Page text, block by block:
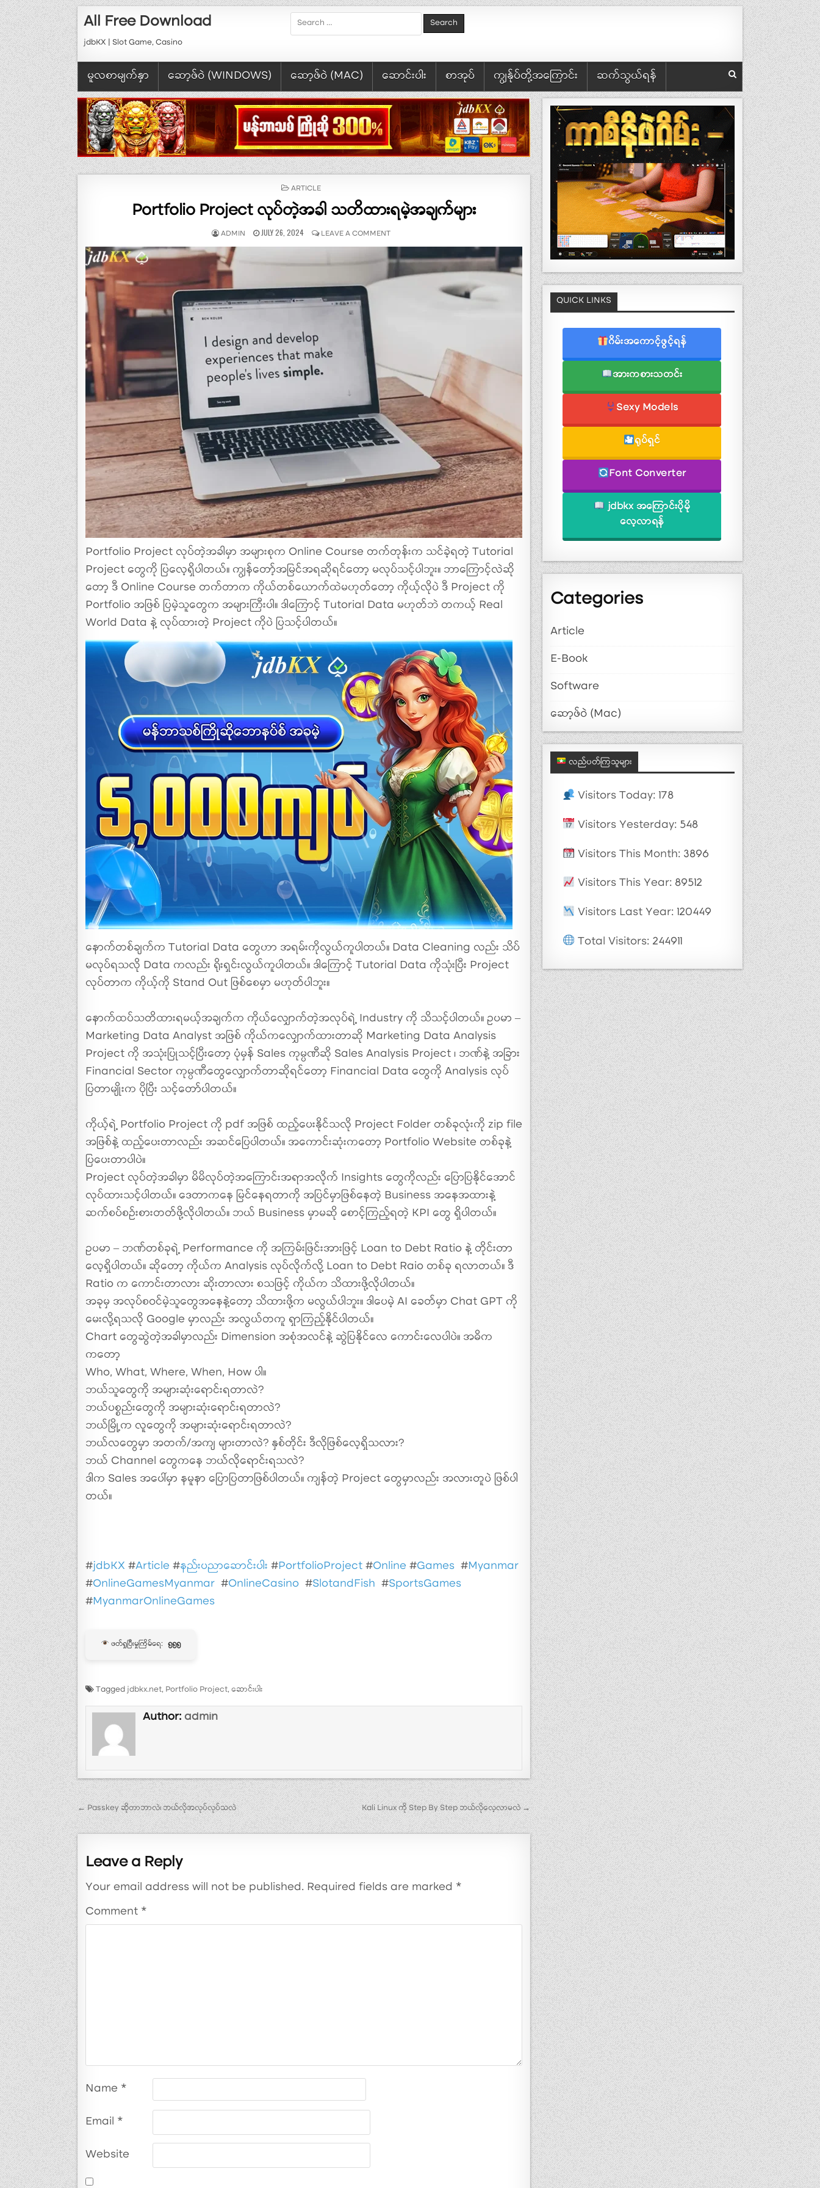
Skip to content
All Free Download
jdbKX | Slot Game, Casino
Search for:
မူလစာမျက်နှာ ဆော့ဖ်ဝဲ (WINDOWS) ဆော့ဖ်ဝဲ (MAC) ဆောင်းပါး စာအုပ် ကျွန်ုပ်တို့အကြောင်း ဆက်သွယ်ရန်
POSTED IN
ARTICLE
Portfolio Project လုပ်တဲ့အခါ သတိထားရမဲ့အချက်များ
AUTHOR:
ADMIN PUBLISHED DATE:
JULY 26, 2024 LEAVE A COMMENTON PORTFOLIO PROJECT လုပ်တဲ့အခါ သတိထားရမဲ့အချက်များ
Portfolio Project လုပ်တဲ့အခါမှာ အများစုက Online Course တက်တုန်းက သင်ခဲ့ရတဲ့ Tutorial
Project တွေကို ပြလေ့ရှိပါတယ်။ ကျွန်တော့်အမြင်အရဆိုရင်တော့ မလုပ်သင့်ပါဘူး။ ဘာကြောင့်လဲဆို
တော့ ဒီ Online Course တက်တာက ကိုယ်တစ်ယောက်ထဲမဟုတ်တော့ ကိုယ့်လိုပဲ ဒီ Project ကို
Portfolio အဖြစ် ပြမဲ့သူတွေက အများကြီးပါ။ ဒါကြောင့် Tutorial Data မဟုတ်ဘဲ တကယ့် Real
World Data နဲ့ လုပ်ထားတဲ့ Project ကိုပဲ ပြသင့်ပါတယ်။
နောက်တစ်ချက်က Tutorial Data တွေဟာ အရမ်းကိုလွယ်ကူပါတယ်။ Data Cleaning လည်း သိပ်
မလုပ်ရသလို Data ကလည်း ရိုးရှင်းလွယ်ကူပါတယ်။ ဒါကြောင့် Tutorial Data ကိုသုံးပြီး Project
လုပ်တာက ကိုယ့်ကို Stand Out ဖြစ်စေမှာ မဟုတ်ပါဘူး။
နောက်ထပ်သတိထားရမယ့်အချက်က ကိုယ်လျှောက်တဲ့အလုပ်ရဲ့ Industry ကို သိသင့်ပါတယ်။ ဥပမာ –
Marketing Data Analyst အဖြစ် ကိုယ်ကလျှောက်ထားတာဆို Marketing Data Analysis
Project ကို အသုံးပြုသင့်ပြီးတော့ ပုံမှန် Sales ကုမ္ပဏီဆို Sales Analysis Project ၊ ဘဏ်နဲ့ အခြား
Financial Sector ကုမ္ပဏီတွေလျှောက်တာဆိုရင်တော့ Financial Data တွေကို Analysis လုပ်
ပြတာမျိုးက ပိုပြီး သင့်တော်ပါတယ်။
ကိုယ့်ရဲ့ Portfolio Project ကို pdf အဖြစ် ထည့်ပေးနိုင်သလို Project Folder တစ်ခုလုံးကို zip file
အဖြစ်နဲ့ ထည့်ပေးတာလည်း အဆင်ပြေပါတယ်။ အကောင်းဆုံးကတော့ Portfolio Website တစ်ခုနဲ့
ပြပေးတာပါပဲ။
Project လုပ်တဲ့အခါမှာ မိမိလုပ်တဲ့အကြောင်းအရာအလိုက် Insights တွေကိုလည်း ပြောပြနိုင်အောင်
လုပ်ထားသင့်ပါတယ်။ ဒေတာကနေ မြင်နေရတာကို အပြင်မှာဖြစ်နေတဲ့ Business အနေအထားနဲ့
ဆက်စပ်စဉ်းစားတတ်ဖို့လိုပါတယ်။ ဘယ် Business မှာမဆို စောင့်ကြည့်ရတဲ့ KPI တွေ ရှိပါတယ်။
ဥပမာ – ဘဏ်တစ်ခုရဲ့ Performance ကို အကြမ်းဖြင်းအားဖြင့် Loan to Debt Ratio နဲ့ တိုင်းတာ
လေ့ရှိပါတယ်။ ဆိုတော့ ကိုယ်က Analysis လုပ်လိုက်လို့ Loan to Debt Raio တစ်ခု ရလာတယ်။ ဒီ
Ratio က ကောင်းတာလား ဆိုးတာလား စသဖြင့် ကိုယ်က သိထားဖို့လိုပါတယ်။
အခုမှ အလုပ်စဝင်မဲ့သူတွေအနေနဲ့တော့ သိထားဖို့က မလွယ်ပါဘူး။ ဒါပေမဲ့ AI ခေတ်မှာ Chat GPT ကို
မေးလို့ရသလို Google မှာလည်း အလွယ်တကူ ရှာကြည့်နိုင်ပါတယ်။
Chart တွေဆွဲတဲ့အခါမှာလည်း Dimension အစုံအလင်နဲ့ ဆွဲပြနိုင်လေ ကောင်းလေပါပဲ။ အဓိက
ကတော့
Who, What, Where, When, How ပါ။
ဘယ်သူတွေကို အများဆုံးရောင်းရတာလဲ?
ဘယ်ပစ္စည်းတွေကို အများဆုံးရောင်းရတာလဲ?
ဘယ်မြို့က လူတွေကို အများဆုံးရောင်းရတာလဲ?
ဘယ်လတွေမှာ အတက်/အကျ များတာလဲ? နှစ်တိုင်း ဒီလိုဖြစ်လေ့ရှိသလား?
ဘယ် Channel တွေကနေ ဘယ်လိုရောင်းရသလဲ?
ဒါက Sales အပေါ်မှာ နမူနာ ပြောပြတာဖြစ်ပါတယ်။ ကျန်တဲ့ Project တွေမှာလည်း အလားတူပဲ ဖြစ်ပါ
တယ်။
#jdbKX #Article #နည်းပညာဆောင်းပါး #PortfolioProject#Online #Games #Myanmar
#OnlineGamesMyanmar #OnlineCasino #SlotandFish #SportsGames
#MyanmarOnlineGames
ဖတ်ရှုပြီးမှုကြိမ်ရေ: ၅၅၅
Tagged jdbkx.net, Portfolio Project, ဆောင်းပါး
Author:admin
Post navigation
← Passkey ဆိုတာဘာလဲ၊ ဘယ်လိုအလုပ်လုပ်သလဲ Kali Linux ကို Step By Step ဘယ်လိုလေ့လာမလဲ →
Leave a Reply
Your email address will not be published. Required fields are marked *
Comment *
Name *
Email *
Website
QUICK LINKS
ဂိမ်းအကောင့်ဖွင့်ရန်
အားကစားသတင်း
Sexy Models
ရုပ်ရှင်
Font Converter
jdbkx အကြောင်းပိုမို
လေ့လာရန်
Categories
Article
E-Book
Software
ဆော့ဖ်ဝဲ (Mac)
လည်ပတ်ကြသူများ
Visitors Today: 178
Visitors Yesterday: 548
Visitors This Month: 3896
Visitors This Year: 89512
Visitors Last Year: 120449
Total Visitors: 244911